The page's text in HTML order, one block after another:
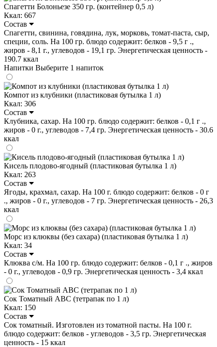
Спагетти Болоньезе 350 гр. (контейнер 0,5 л)
Ккал: 667
Состав
Спагетти, свинина, говядина, лук, морковь, томат-паста, сыр,
специи, соль. На 100 гр. блюдо содержит: белков - 9,5 г .,
жиров - 8,1 г., углеводов - 19,1 гр. Энергетическая ценность -
190.7 ккал
Напитки Выберите 1 напиток
Компот из клубники (пластиковая бутылка 1 л)
Ккал: 306
Состав
Клубника, сахар. На 100 гр. блюдо содержит: белков - 0,1 г .,
жиров - 0 г., углеводов - 7,4 гр. Энергетическая ценность - 30.6
ккал
Кисель плодово-ягодный (пластиковая бутылка 1 л)
Ккал: 263
Состав
Ягоды, крахмал, сахар. На 100 г. блюдо содержит: белков - 0 г
., жиров - 0 г., углеводов - 7 гр. Энергетическая ценность - 26,3
ккал
Морс из клюквы (без сахара) (пластиковая бутылка 1 л)
Ккал: 34
Состав
Клюква с/м. На 100 гр. блюдо содержит: белков - 0,1 г ., жиров
- 0 г., углеводов - 0,9 гр. Энергетическая ценность - 3,4 ккал
Сок Томатный ABC (тетрапак по 1 л)
Ккал: 150
Состав
Сок томатный. Изготовлен из томатной пасты. На 100 г.
блюдо содержит: белков - углеводов - 3,5 гр. Энергетическая
ценность - 15 ккал